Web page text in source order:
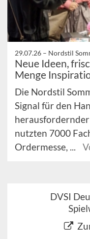
29.07.26 – Nordstil
Neue Ideen,
Menge
Die Nordstil
Signal für den
nutzten 7000
Ordermesse, ...
DVSI